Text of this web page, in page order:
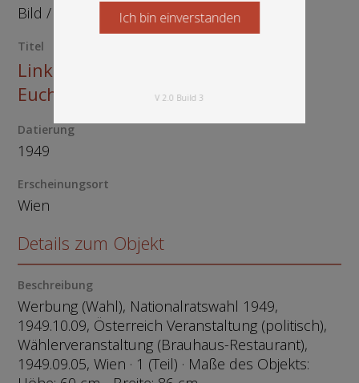
Ich bin einverstanden
Starten Sie jetzt
V 2.0 Build 3
Bild/ Ephemera
Titel
Linkssozialisten sprechen zu
Euch!
Datierung
1949
Erscheinungsort
Wien
Details zum Objekt
Beschreibung
Werbung (Wahl), Nationalratswahl 1949,
1949.10.09, Österreich Veranstaltung (politisch),
Wählerveranstaltung (Brauhaus-Restaurant),
1949.09.05, Wien · 1 (Teil) · Maße des Objekts: